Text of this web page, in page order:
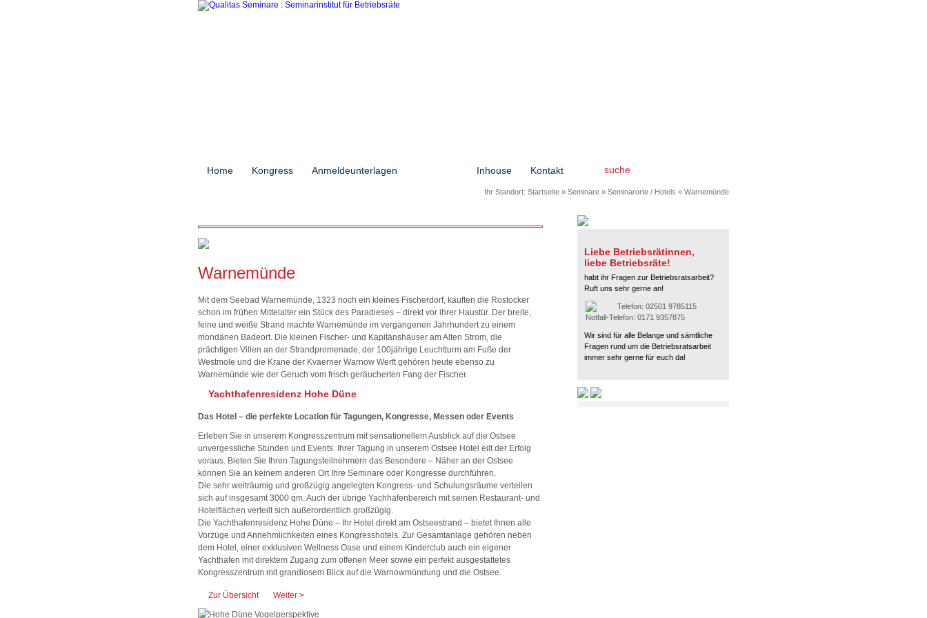
Home Kongress Anmeldeunterlagen Inhouse Kontakt suche
Ihr Standort: Startseite » Seminare » Seminarorte / Hotels » Warnemünde
Warnemünde
Mit dem Seebad Warnemünde, 1323 noch ein kleines Fischerdorf, kauften die Rostocker
schon im frühen Mittelalter ein Stück des Paradieses – direkt vor ihrer Haustür. Der breite,
feine und weiße Strand machte Warnemünde im vergangenen Jahrhundert zu einem
mondänen Badeort. Die kleinen Fischer- und Kapitänshäuser am Alten Strom, die
prächtigen Villen an der Strandpromenade, der 100jährige Leuchtturm am Fuße der
Westmole und die Krane der Kvaerner Warnow Werft gehören heute ebenso zu
Warnemünde wie der Geruch vom frisch geräucherten Fang der Fischer.
Yachthafenresidenz Hohe Düne
Das Hotel – die perfekte Location für Tagungen, Kongresse, Messen oder Events
Erleben Sie in unserem Kongresszentrum mit sensationellem Ausblick auf die Ostsee
unvergessliche Stunden und Events. Ihrer Tagung in unserem Ostsee Hotel eilt der Erfolg
voraus. Bieten Sie Ihren Tagungsteilnehmern das Besondere – Näher an der Ostsee
können Sie an keinem anderen Ort Ihre Seminare oder Kongresse durchführen.
Die sehr weiträumig und großzügig angelegten Kongress- und Schulungsräume verteilen
sich auf insgesamt 3000 qm. Auch der übrige Yachhafenbereich mit seinen Restaurant- und
Hotelflächen verteilt sich außerordentlich großzügig.
Die Yachthafenresidenz Hohe Düne – Ihr Hotel direkt am Ostseestrand – bietet Ihnen alle
Vorzüge und Annehmlichkeiten eines Kongresshotels. Zur Gesamtanlage gehören neben
dem Hotel, einer exklusiven Wellness Oase und einem Kinderclub auch ein eigener
Yachthafen mit direktem Zugang zum offenen Meer sowie ein perfekt ausgestattetes
Kongresszentrum mit grandiosem Blick auf die Warnowmündung und die Ostsee.
Zur Übersicht Weiter >
Liebe Betriebsrätinnen,
liebe Betriebsräte!
habt ihr Fragen zur Betriebsratsarbeit?
Ruft uns sehr gerne an!
Telefon: 02501 9785115
Notfall-Telefon: 0171 9357875
Wir sind für alle Belange und sämtliche
Fragen rund um die Betriebsratsarbeit
immer sehr gerne für euch da!